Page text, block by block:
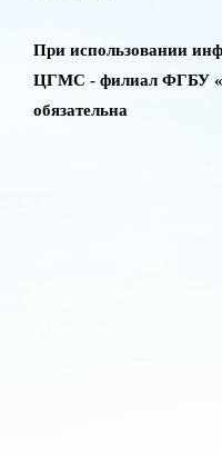
При использовании
ЦГМС - филиал ФГБУ
обязательна